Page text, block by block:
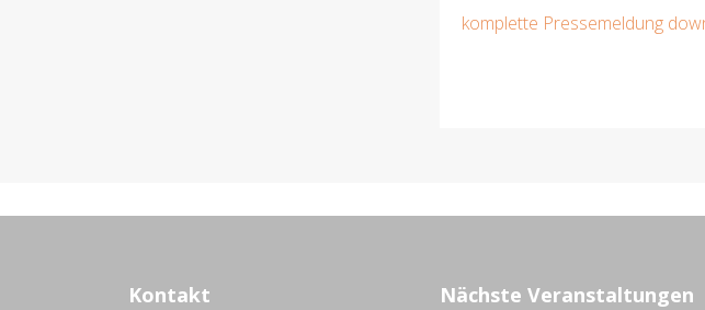
komplette Pressemeldung
Kontakt Nächste Veranstaltungen